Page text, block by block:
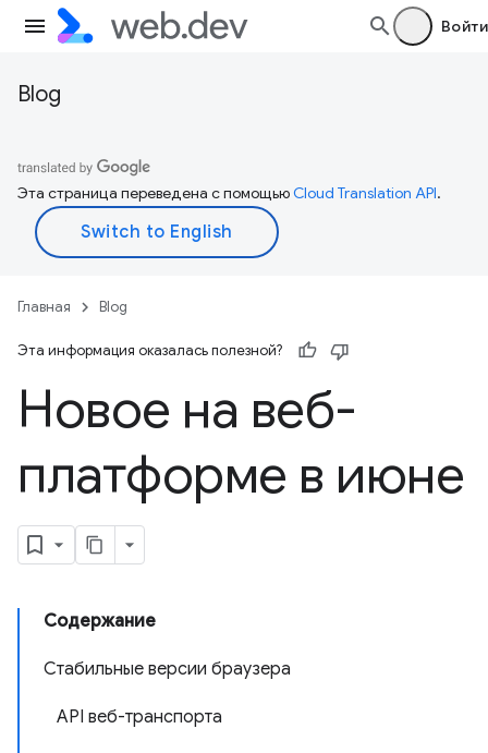
Войти
Blog
Эта страница переведена с помощьюCloud Translation API.
Главная Blog
Эта информация оказалась полезной?
Новое на веб-
платформе в июне
Содержание
Стабильные версии браузера
API веб-транспорта